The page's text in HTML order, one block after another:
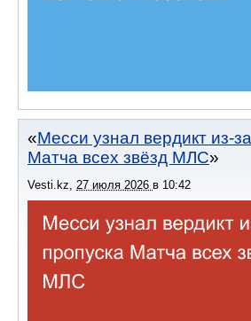
Месси узнал вердикт из-
Матча всех звёзд МЛС
Vesti.kz, 27 июля 2026 в 10:42